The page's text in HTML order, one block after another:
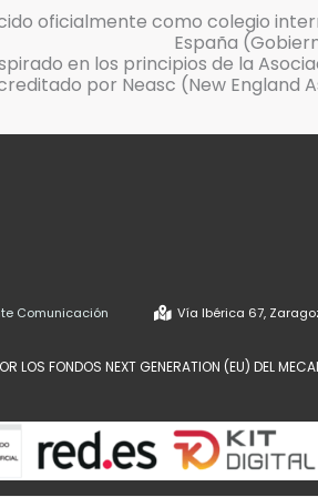
oficialmente como colegio
España
en los principios de la
por Neasc (New England
Comunicación
Vía Ibérica 67,
LOS FONDOS NEXT GENERATION (EU) DEL